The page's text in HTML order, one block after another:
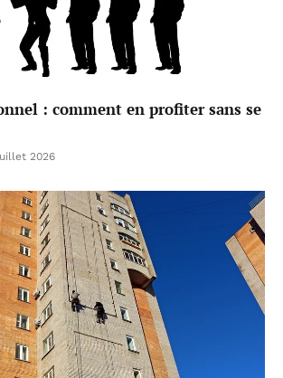
: comment en profiter sans se
2026